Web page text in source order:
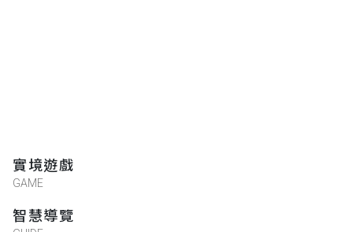
實境遊戲
GAME
智慧導覽